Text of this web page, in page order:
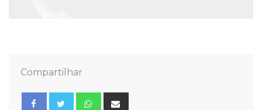
Compartilhar
Whatsapp